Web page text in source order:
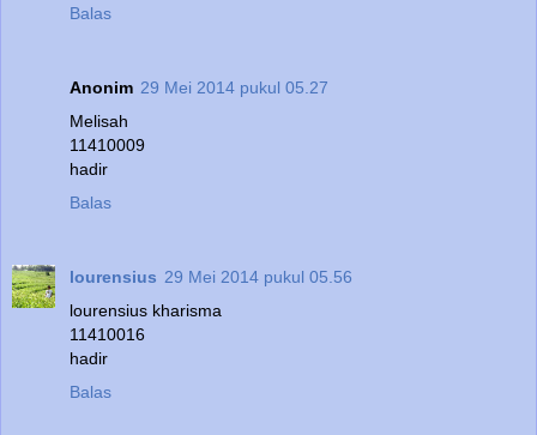
Balas
Anonim 29 Mei 2014 pukul 05.27
Melisah
11410009
hadir
Balas
lourensius 29 Mei 2014 pukul 05.56
lourensius kharisma
11410016
hadir
Balas